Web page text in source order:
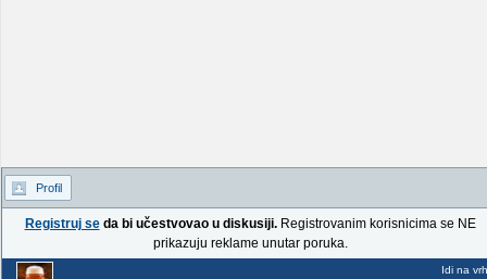
Profil
Registruj seda bi učestvovao u diskusiji.Registrovanim korisnicima se NE
prikazuju reklame unutar poruka.
Idi na vrh